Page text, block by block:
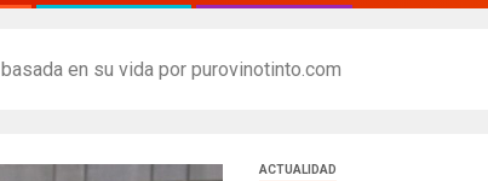
en su vida por purovinotinto.com
ACTUALIDAD